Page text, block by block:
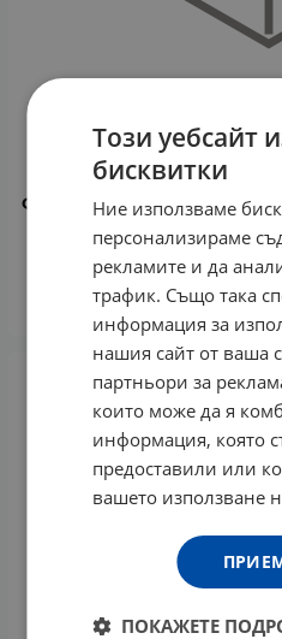
ФИТОМЕР КРЕМ СОРБЕ ЗА
И ОЧЕН
69.02 /
Този уебсайт
бисквитки
Ние използваме
персонализираме
рекламите и да
трафик. Също така
информация за
нашия сайт от ваша
партньори за
които може да я
информация, която
предоставили или
вашето използване
ПОКАЖЕТЕ